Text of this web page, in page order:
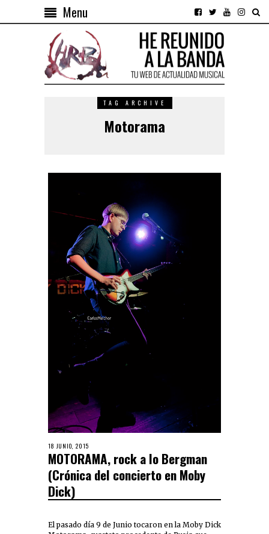
Menu
TAG ARCHIVE
Motorama
18 JUNIO, 2015
MOTORAMA, rock a lo Bergman
(Crónica del concierto en Moby
Dick)
El pasado día 9 de Junio tocaron en la Moby Dick